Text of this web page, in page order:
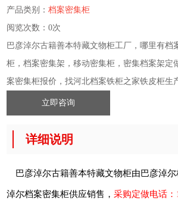
产品类别： 档案密集柜
阅览次数： 0次
巴彦淖尔古籍善本特藏文物柜工厂，哪里有档
柜，档案密集架，移动密集柜，密集档案架定
案密集柜报价，找河北档案铁柜之家铁皮柜生
立即咨询
详细说明
巴彦淖尔古籍善本特藏文物柜由巴彦淖
淖尔档案密集柜供应销售， 采购定做电话：